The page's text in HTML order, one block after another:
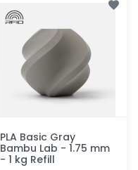
PLA Basic Gray
Bambu Lab - 1.75 mm
- 1 kg Refill